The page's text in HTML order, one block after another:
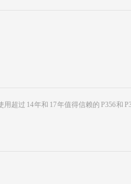
超过 14 年和 17 年值得信赖的 P356 和